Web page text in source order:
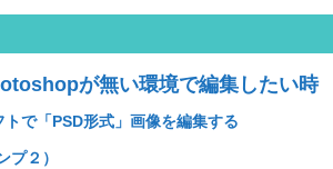
が無い環境で編集したい時
トで「PSD形式」画像を編集する
プ２）